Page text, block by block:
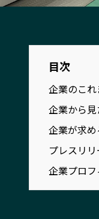
沖縄エリア
プレスリリース
MILCプロジェクト
Localist
イベント
地域豆知識
Sporkle
目次
企業のこ
企業から
企業が求
プレスリリ
企業プロ